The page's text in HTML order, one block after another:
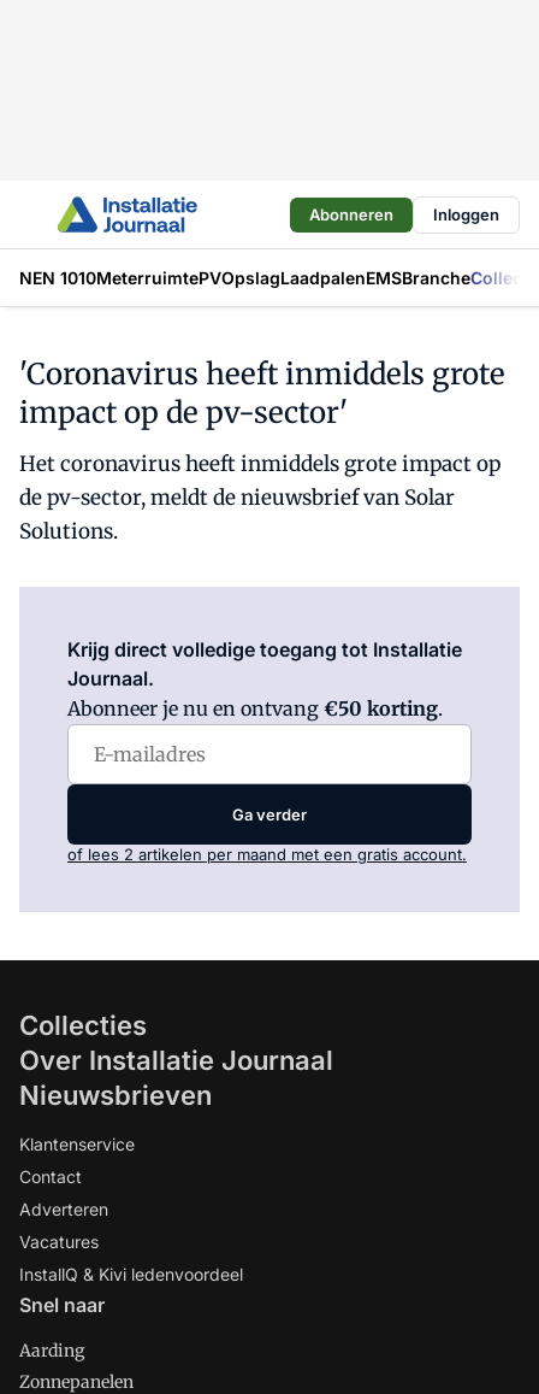
Abonneren Inloggen
NEN 1010MeterruimtePVOpslagLaadpalenEMSBranche
'Coronavirus heeft inmiddels grote
impact op de pv-sector'
Het coronavirus heeft inmiddels grote impact op
de pv-sector, meldt de nieuwsbrief van Solar
Solutions.
Krijg direct volledige toegang tot Installatie
Journaal.
Abonneer je nu en ontvang €50 korting.
Ga verder
of lees 2 artikelen per maand met een gratis account.
Collecties
Over Installatie Journaal
Nieuwsbrieven
Klantenservice
Contact
Adverteren
Vacatures
InstallQ & Kivi ledenvoordeel
Snel naar
Aarding
Zonnepanelen